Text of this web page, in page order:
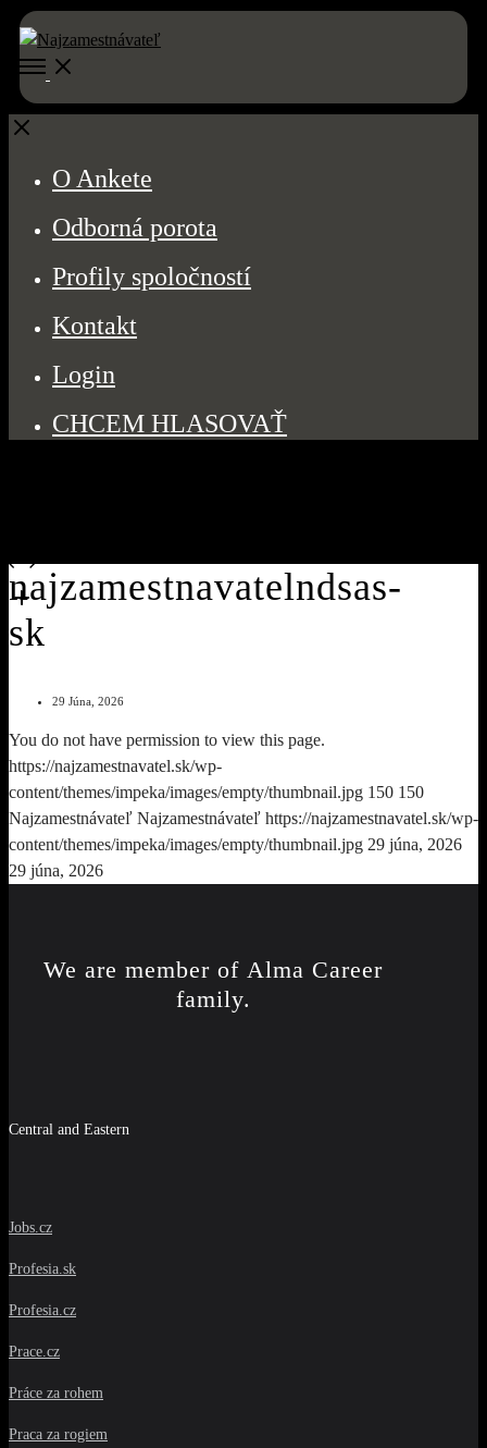
Open
Menu
Close
O Ankete
Odborná porota
Profily spoločností
Kontakt
Login
CHCEM HLASOVAŤ
najzamestnavatelndsas-
sk
29 Júna, 2026
You do not have permission to view this page.
https://najzamestnavatel.sk/wp-
content/themes/impeka/images/empty/thumbnail.jpg 150 150
Najzamestnávateľ Najzamestnávateľ https://najzamestnavatel.sk/wp-
content/themes/impeka/images/empty/thumbnail.jpg 29 júna, 2026
29 júna, 2026
We are member of Alma Career
family.
Central and Eastern
Jobs.cz
Profesia.sk
Profesia.cz
Prace.cz
Práce za rohem
Praca za rogiem